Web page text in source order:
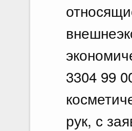
3304 99
рук, с